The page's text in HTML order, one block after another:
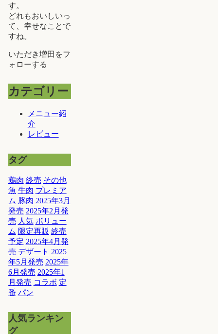
す。
どれもおいしいっ
て、幸せなことで
すね。
いただき増田をフ
ォローする
カテゴリー
メニュー紹
介
レビュー
タグ
鶏肉 終売 その他
魚 牛肉 プレミア
ム 豚肉 2025年3月
発売 2025年2月発
売 人気 ボリュー
ム 限定再販 終売
予定 2025年4月発
売 デザート 2025
年5月発売 2025年
6月発売 2025年1
月発売 コラボ 定
番 パン
人気ランキン
グ